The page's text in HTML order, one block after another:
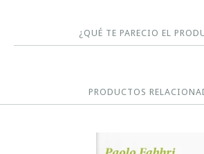
¿QUÉ TE PARECIO EL
PRODUCTOS